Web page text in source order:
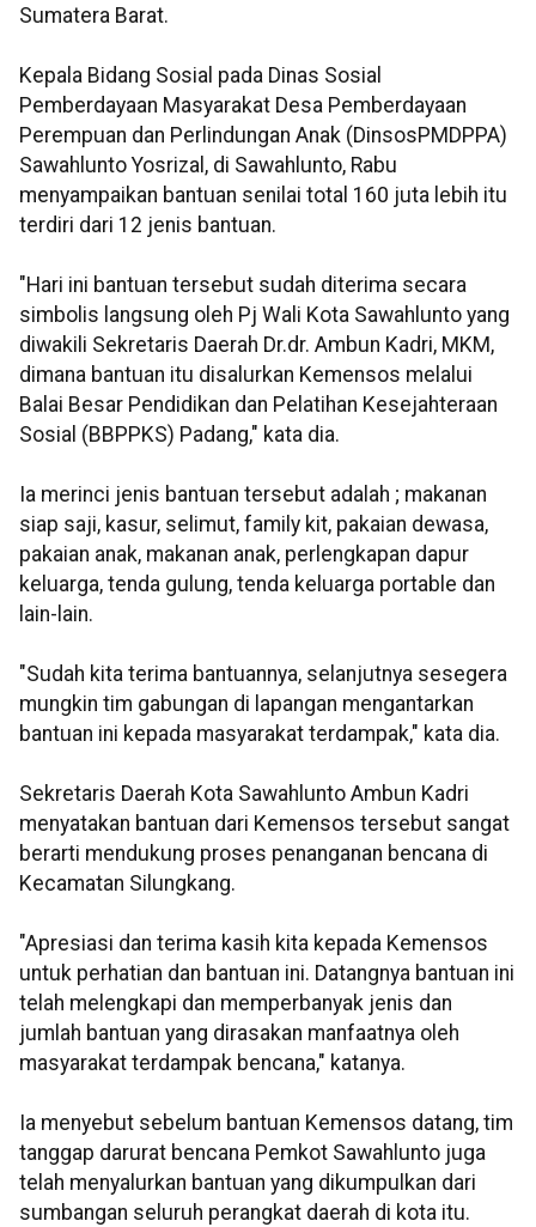
Sumatera Barat.
Kepala Bidang Sosial pada Dinas Sosial
Pemberdayaan Masyarakat Desa Pemberdayaan
Perempuan dan Perlindungan Anak (DinsosPMDPPA)
Sawahlunto Yosrizal, di Sawahlunto, Rabu
menyampaikan bantuan senilai total 160 juta lebih itu
terdiri dari 12 jenis bantuan.
"Hari ini bantuan tersebut sudah diterima secara
simbolis langsung oleh Pj Wali Kota Sawahlunto yang
diwakili Sekretaris Daerah Dr.dr. Ambun Kadri, MKM,
dimana bantuan itu disalurkan Kemensos melalui
Balai Besar Pendidikan dan Pelatihan Kesejahteraan
Sosial (BBPPKS) Padang," kata dia.
Ia merinci jenis bantuan tersebut adalah ; makanan
siap saji, kasur, selimut, family kit, pakaian dewasa,
pakaian anak, makanan anak, perlengkapan dapur
keluarga, tenda gulung, tenda keluarga portable dan
lain-lain.
"Sudah kita terima bantuannya, selanjutnya sesegera
mungkin tim gabungan di lapangan mengantarkan
bantuan ini kepada masyarakat terdampak," kata dia.
Sekretaris Daerah Kota Sawahlunto Ambun Kadri
menyatakan bantuan dari Kemensos tersebut sangat
berarti mendukung proses penanganan bencana di
Kecamatan Silungkang.
"Apresiasi dan terima kasih kita kepada Kemensos
untuk perhatian dan bantuan ini. Datangnya bantuan ini
telah melengkapi dan memperbanyak jenis dan
jumlah bantuan yang dirasakan manfaatnya oleh
masyarakat terdampak bencana," katanya.
Ia menyebut sebelum bantuan Kemensos datang, tim
tanggap darurat bencana Pemkot Sawahlunto juga
telah menyalurkan bantuan yang dikumpulkan dari
sumbangan seluruh perangkat daerah di kota itu.